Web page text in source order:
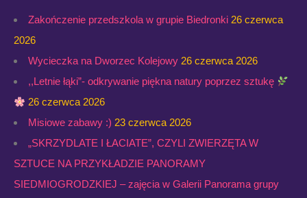
Zakończenie przedszkola w grupie Biedronki 26 czerwca
2026
Wycieczka na Dworzec Kolejowy 26 czerwca 2026
,,Letnie łąki”- odkrywanie piękna natury poprzez sztukę
26 czerwca 2026
Misiowe zabawy :) 23 czerwca 2026
„SKRZYDLATE I ŁACIATE”, CZYLI ZWIERZĘTA W
SZTUCE NA PRZYKŁADZIE PANORAMY
SIEDMIOGRODZKIEJ – zajęcia w Galerii Panorama grupy